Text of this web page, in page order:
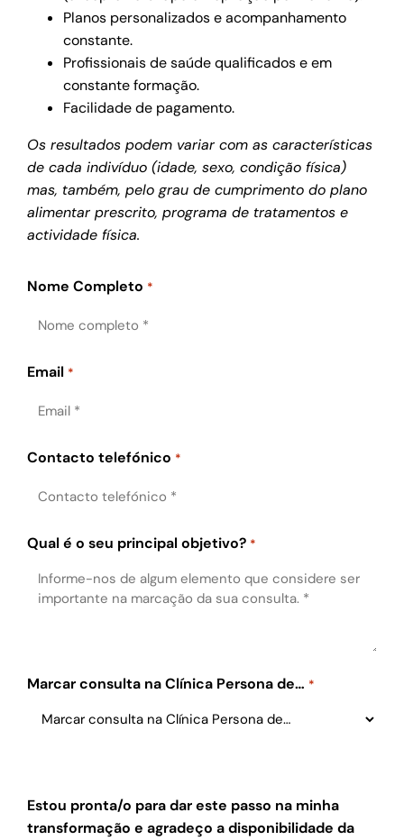
Planos personalizados e acompanhamento
constante.
Profissionais de saúde qualificados e em
constante formação.
Facilidade de pagamento.
Os resultados podem variar com as características
de cada indivíduo (idade, sexo, condição física)
mas, também, pelo grau de cumprimento do plano
alimentar prescrito, programa de tratamentos e
actividade física.
Nome Completo *
Email *
Contacto telefónico *
Qual é o seu principal objetivo? *
Marcar consulta na Clínica Persona de… *
Estou pronta/o para dar este passo na minha
transformação e agradeço a disponibilidade da